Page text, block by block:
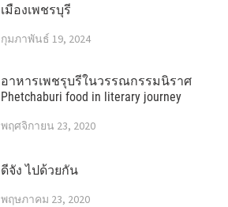
เมืองเพชรบุรี
กุมภาพันธ์ 19, 2024
อาหารเพชรุบรีในวรรณกรรมนิราศ
Phetchaburi food in literary journey
พฤศจิกายน 23, 2020
ดีจัง ไปด้วยกัน
พฤษภาคม 23, 2020